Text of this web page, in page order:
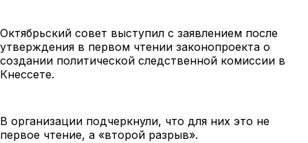
Октябрьский совет выступил с заявлением после
утверждения в первом чтении законопроекта о
создании политической следственной комиссии в
Кнессете.
В организации подчеркнули, что для них это не
первое чтение, а «второй разрыв».